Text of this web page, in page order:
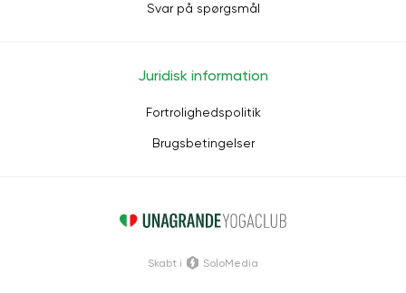
Svar på spørgsmål
Juridisk information
Fortrolighedspolitik
Brugsbetingelser
Skabt i SoloMedia